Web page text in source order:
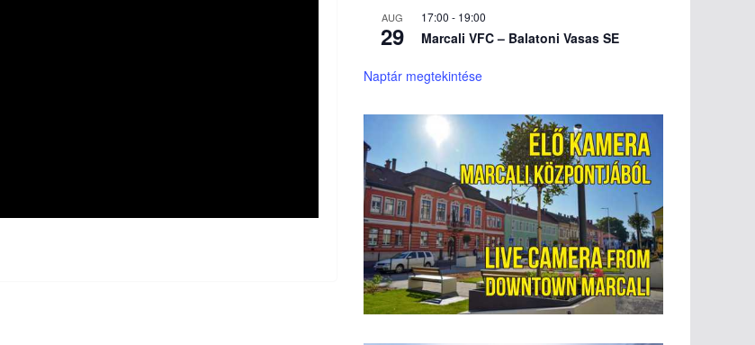
AUG
29
17:00 - 19:00
Marcali VFC – Balatoni Vasas SE
Naptár megtekintése